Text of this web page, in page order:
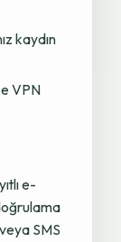
kaydın
VPN
e-
SMS